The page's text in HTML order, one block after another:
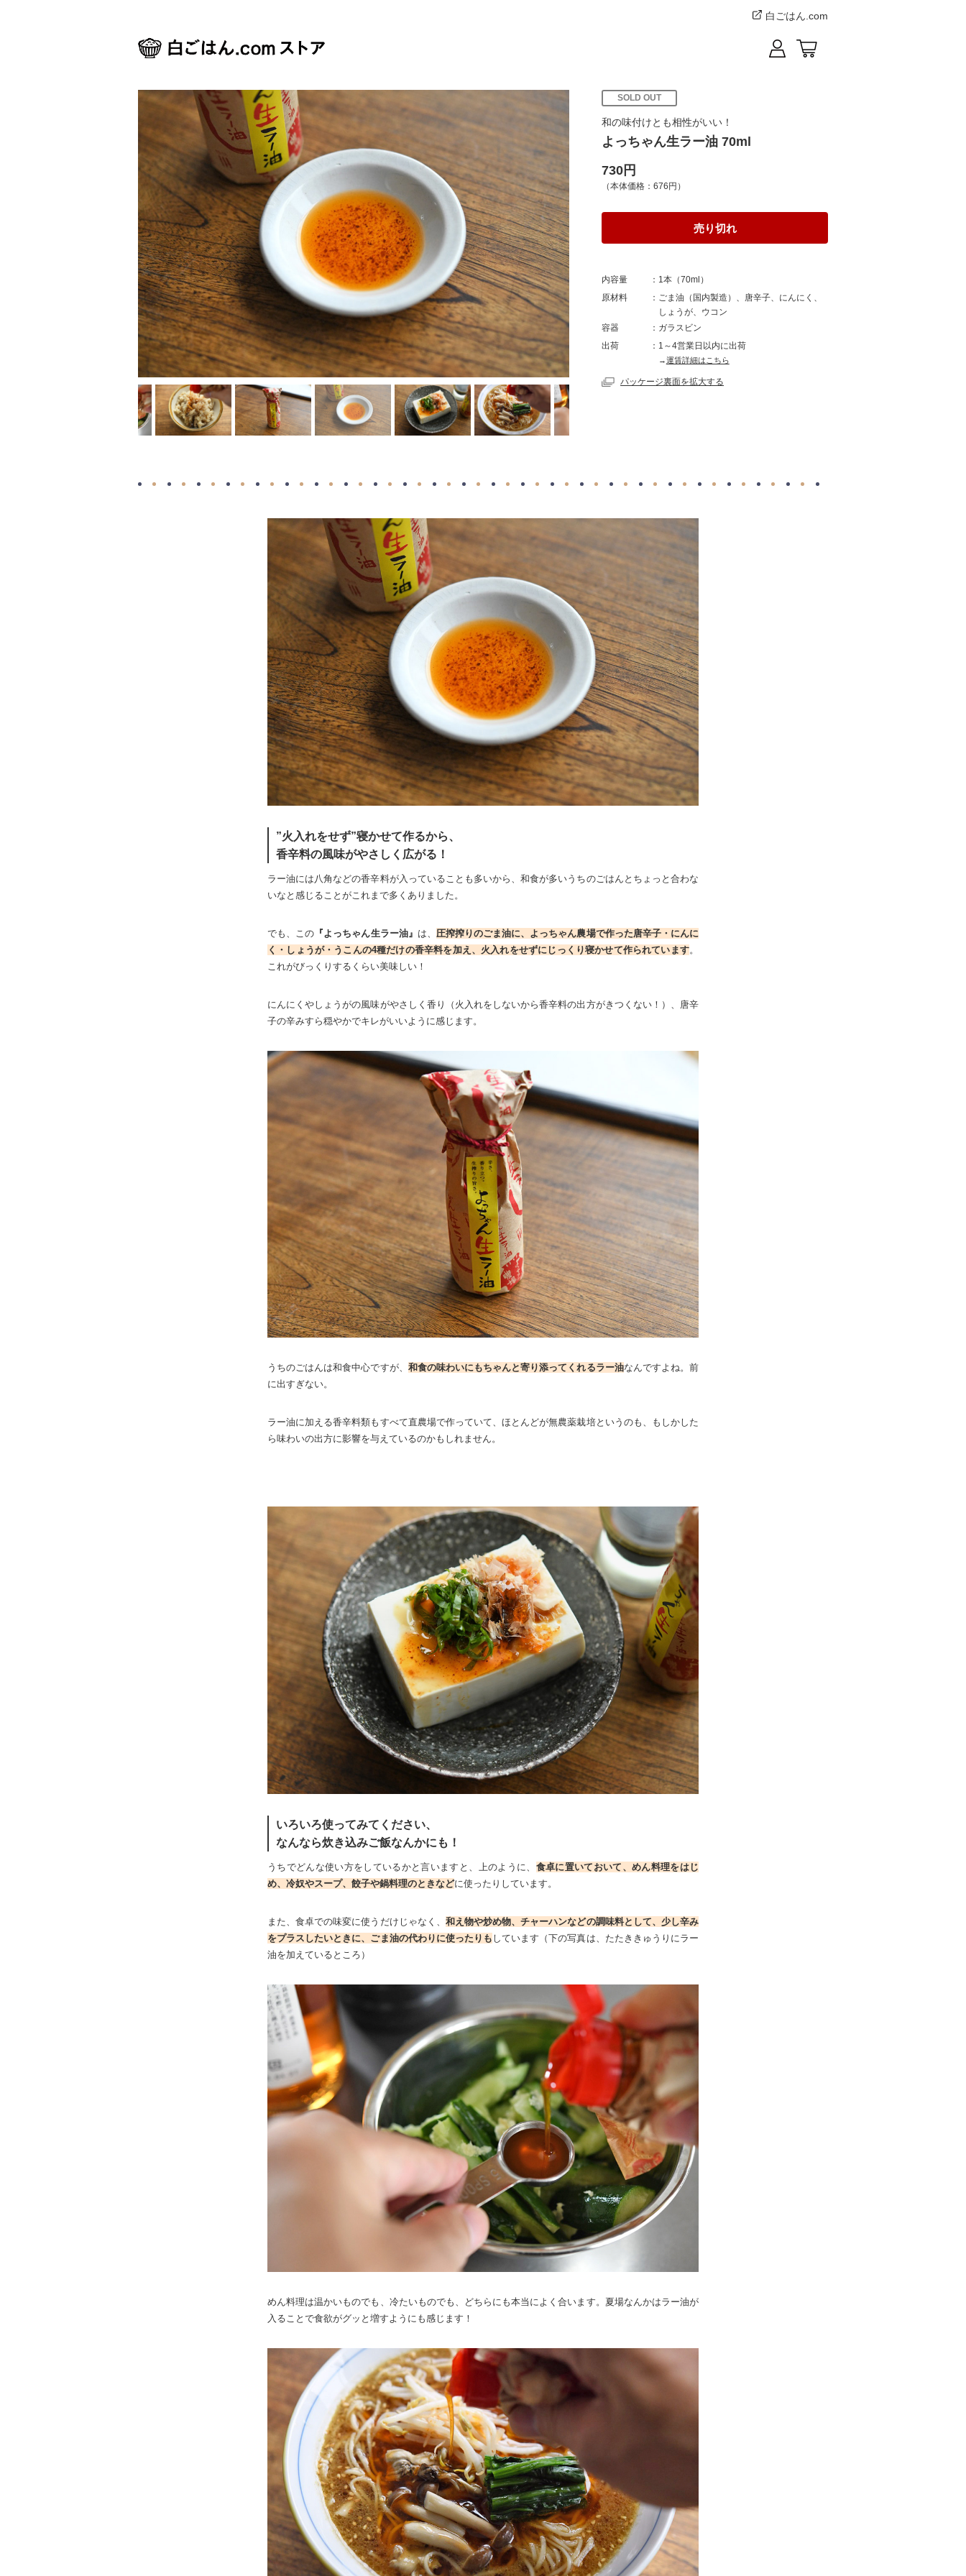
白ごはん.com
SOLD OUT
和の味付けとも相性がいい！
よっちゃん生ラー油 70ml
730円
（本体価格：676円）
売り切れ
内容量
1本（70ml）
原材料
ごま油（国内製造）、唐辛子、にんにく、
しょうが、ウコン
容器
ガラスビン
出荷
1～4営業日以内に出荷
→運賃詳細はこちら
パッケージ裏面を拡大する
”火入れをせず”寝かせて作るから、
香辛料の風味がやさしく広がる！
ラー油には八角などの香辛料が入っていることも多いから、和食が多いうちのごはんとちょっと合わな
いなと感じることがこれまで多くありました。
でも、この 『よっちゃん生ラー油』 は、 圧搾搾りのごま油に、よっちゃん農場で作った唐辛子・にんに
く・しょうが・うこんの4種だけの香辛料を加え、火入れをせずにじっくり寝かせて作られています。
これがびっくりするくらい美味しい！
にんにくやしょうがの風味がやさしく香り（火入れをしないから香辛料の出方がきつくない！）、唐辛
子の辛みすら穏やかでキレがいいように感じます。
うちのごはんは和食中心ですが、 和食の味わいにもちゃんと寄り添ってくれるラー油なんですよね。前
に出すぎない。
ラー油に加える香辛料類もすべて直農場で作っていて、ほとんどが無農薬栽培というのも、もしかした
ら味わいの出方に影響を与えているのかもしれません。
いろいろ使ってみてください、
なんなら炊き込みご飯なんかにも！
うちでどんな使い方をしているかと言いますと、上のように、 食卓に置いておいて、めん料理をはじ
め、冷奴やスープ、餃子や鍋料理のときなどに使ったりしています。
また、食卓での味変に使うだけじゃなく、 和え物や炒め物、チャーハンなどの調味料として、少し辛み
をプラスしたいときに、ごま油の代わりに使ったりも しています（下の写真は、たたききゅうりにラー
油を加えているところ）
めん料理は温かいものでも、冷たいものでも、どちらにも本当によく合います。夏場なんかはラー油が
入ることで食欲がグッと増すようにも感じます！